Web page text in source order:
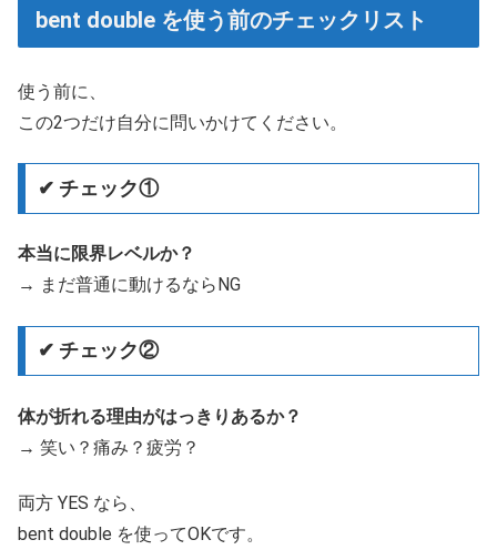
bent double を使う前のチェックリスト
使う前に、
この2つだけ自分に問いかけてください。
✔ チェック①
本当に限界レベルか？
→ まだ普通に動けるならNG
✔ チェック②
体が折れる理由がはっきりあるか？
→ 笑い？痛み？疲労？
両方 YES なら、
bent double を使ってOKです。